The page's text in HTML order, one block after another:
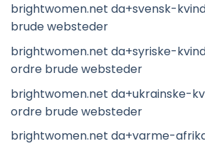
brightwomen.net da+svensk-
brude websteder
brightwomen.net da+syriske-
ordre brude websteder
brightwomen.net da+ukrainske-
ordre brude websteder
brightwomen.net da+varme-